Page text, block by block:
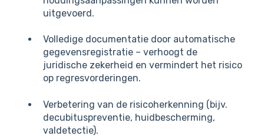
uitgevoerd.
Volledige documentatie door automatische
gegevensregistratie – verhoogt de
juridische zekerheid en vermindert het risico
op regresvorderingen.
Verbetering van de risicoherkenning (bijv.
decubituspreventie, huidbescherming,
valdetectie).